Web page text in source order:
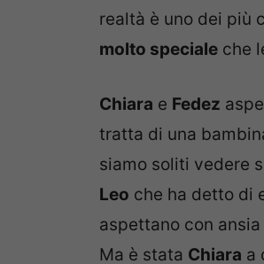
realtà è uno dei più
molto speciale che
Chiara e Fedez
tratta di una
siamo soliti vedere
Leo che ha detto di
aspettano con
Ma è stata Chiara a